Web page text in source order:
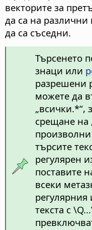
векторите за
да са на
да са съседни.
Търсенето
знаци или
разрешени
можете да
„всички.*“,
срещане на
търсите
регулярен
поставите
всеки
регулярния
текста с